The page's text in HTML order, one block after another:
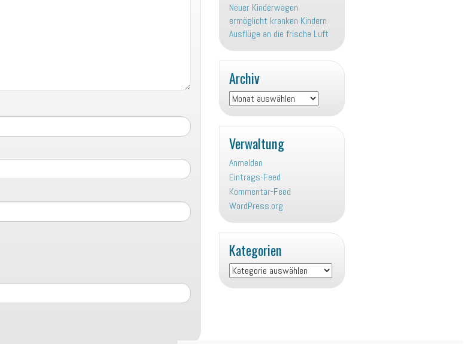
Neuer Kinderwagen
ermöglicht kranken Kindern
Ausflüge an die frische Luft
Archiv
Archiv
Verwaltung
Anmelden
Eintrags-Feed
Kommentar-Feed
WordPress.org
Kategorien
Kategorien